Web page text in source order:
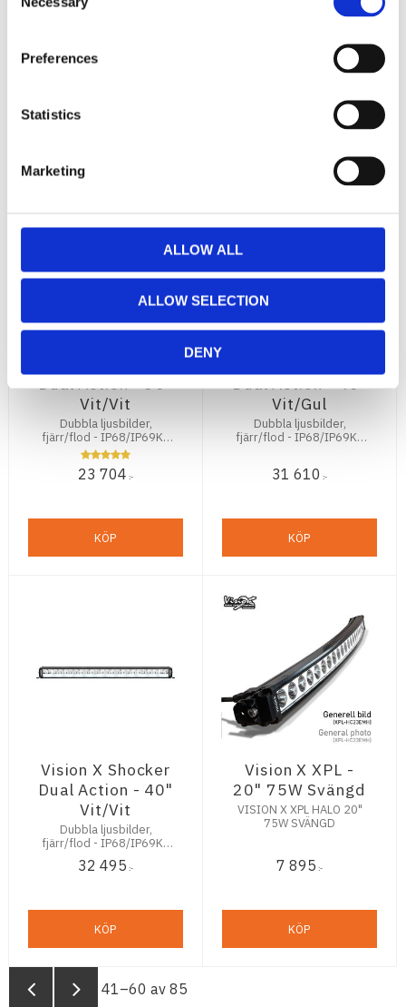
Selection
Preferences
Statistics
Marketing
ALLOW ALL
ALLOW SELECTION
DENY
VIT/GUL
Fjärr 12840 lm - Flod
15 798
Dubbla ljusbilder,
Dual Action - 30"
Vit/Vit
Dubbla ljusbilder,
fjärr/flod - IP68/IP69K -
Fjärr 19260 lm - Flod
20835 lm
23 704 :-
KÖP
Dual Action - 40"
Vit/Gul
Dubbla ljusbilder,
fjärr/flod - IP68/IP69K -
31 610 :-
KÖP
Vision X Shocker
Dual Action - 40"
Vit/Vit
Dubbla ljusbilder,
fjärr/flod - IP68/IP69K -
Fjärr 25680 lm - Flod
27780 lm
32 495 :-
KÖP
Vision X XPL -
20" 75W Svängd
VISION X XPL HALO 20"
75W SVÄNGD
7 895 :-
KÖP
41–60 av 85